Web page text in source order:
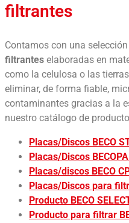
filtrantes
Contamos con una
filtrantes elaboradas en
como la celulosa o las
eliminar, de forma fiable,
contaminantes gracias a la
nuestro catálogo de
Placas/Discos BECO
Placas/Discos
Placas/discos BECO
Placas/Discos para
Producto BECO
Producto para filtrar